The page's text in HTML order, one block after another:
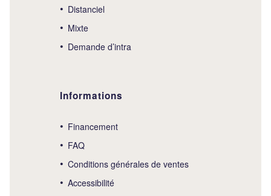
Distanciel
Mixte
Demande d’intra
Informations
Financement
FAQ
Conditions générales de ventes
Accessibilité